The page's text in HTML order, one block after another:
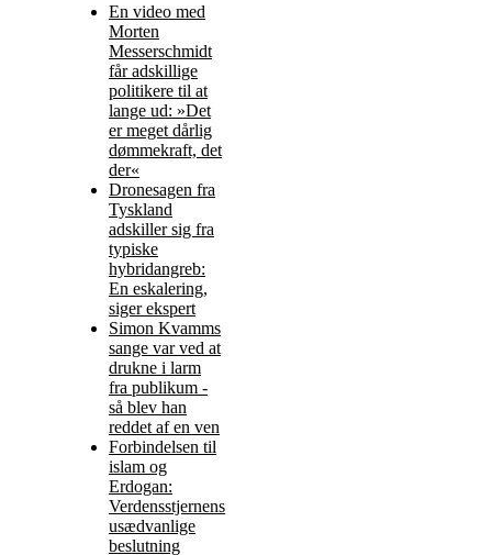
En video med
Morten
Messerschmidt
får adskillige
politikere til at
lange ud: »Det
er meget dårlig
dømmekraft, det
der«
Dronesagen fra
Tyskland
adskiller sig fra
typiske
hybridangreb:
En eskalering,
siger ekspert
Simon Kvamms
sange var ved at
drukne i larm
fra publikum -
så blev han
reddet af en ven
Forbindelsen til
islam og
Erdogan:
Verdensstjernens
usædvanlige
beslutning